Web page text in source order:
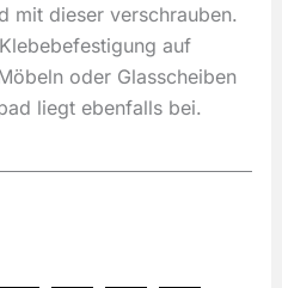
mit dieser verschrauben.
auf
oder Glasscheiben
liegt ebenfalls bei.